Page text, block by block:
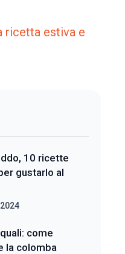
ricetta estiva e
10 ricette
gustarlo al
come
la colomba